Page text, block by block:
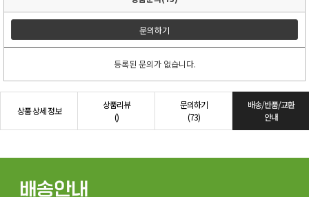
문의하기
등록된 문의가 없습니다.
상품 상세 정보
상품리뷰
()
문의하기
(73)
배송/반품/교환
안내